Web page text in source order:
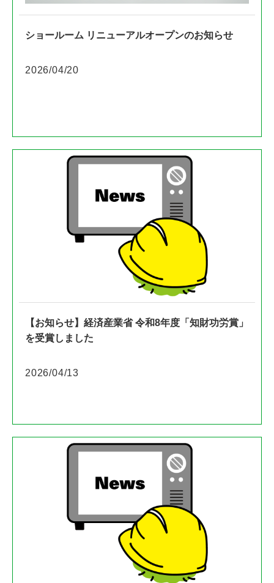
ショールーム リニューアルオープンのお知らせ
2026/04/20
【お知らせ】経済産業省 令和8年度「知財功労賞」
を受賞しました
2026/04/13